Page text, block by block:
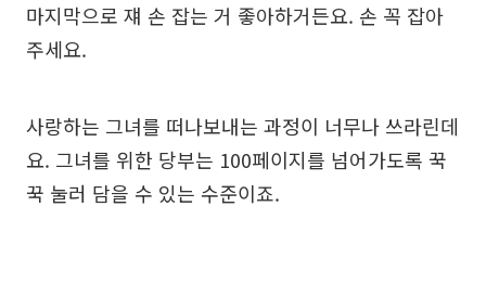
마지막으로 쟤 손 잡는 거 좋아하거든요. 손 꼭 잡아
주세요.
사랑하는 그녀를 떠나보내는 과정이 너무나 쓰라린데
요. 그녀를 위한 당부는 100페이지를 넘어가도록 꾹
꾹 눌러 담을 수 있는 수준이죠.